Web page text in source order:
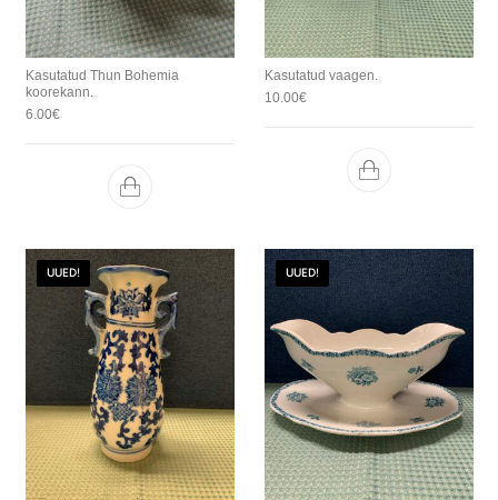
Kasutatud Thun Bohemia
koorekann.
6.00€
Kasutatud vaagen.
10.00€
UUED! UUED!